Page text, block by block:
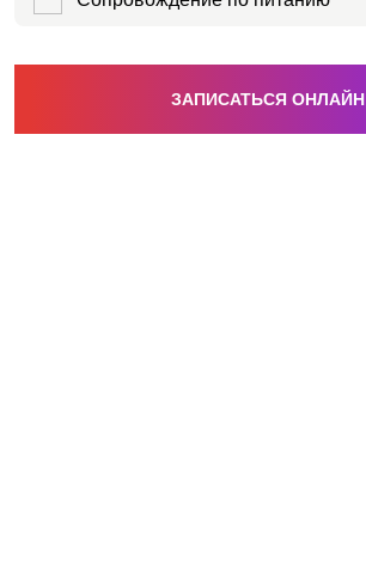
ЗАПИСАТЬСЯ ОНЛАЙН